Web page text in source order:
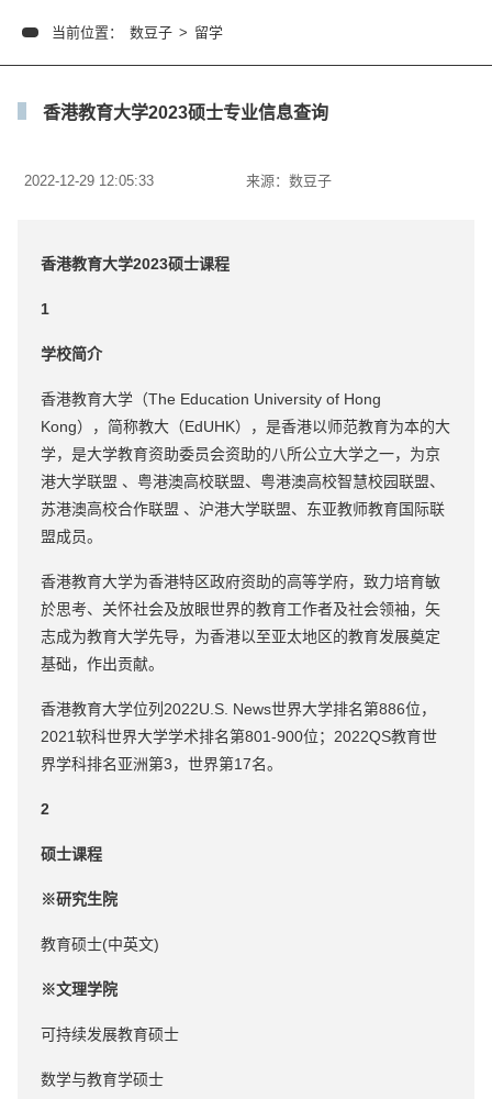
当前位置： 数豆子 > 留学
香港教育大学2023硕士专业信息查询
2022-12-29 12:05:33 来源： 数豆子
香港教育大学2023硕士课程
1
学校简介
香港教育大学（The Education University of Hong
Kong），简称教大（EdUHK），是香港以师范教育为本的大
学，是大学教育资助委员会资助的八所公立大学之一，为京
港大学联盟 、粤港澳高校联盟、粤港澳高校智慧校园联盟、
苏港澳高校合作联盟 、沪港大学联盟、东亚教师教育国际联
盟成员。
香港教育大学为香港特区政府资助的高等学府，致力培育敏
於思考、关怀社会及放眼世界的教育工作者及社会领袖，矢
志成为教育大学先导，为香港以至亚太地区的教育发展奠定
基础，作出贡献。
香港教育大学位列2022U.S. News世界大学排名第886位，
2021软科世界大学学术排名第801-900位；2022QS教育世
界学科排名亚洲第3，世界第17名。
2
硕士课程
※研究生院
教育硕士(中英文)
※文理学院
可持续发展教育硕士
数学与教育学硕士